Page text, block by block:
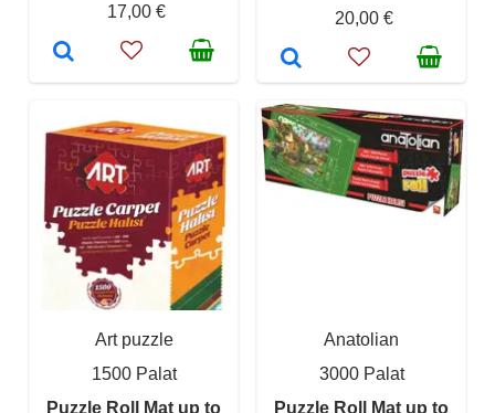
17,00 €
20,00 €
Art puzzle
1500 Palat
Puzzle Roll Mat up to
Anatolian
3000 Palat
Puzzle Roll Mat up to